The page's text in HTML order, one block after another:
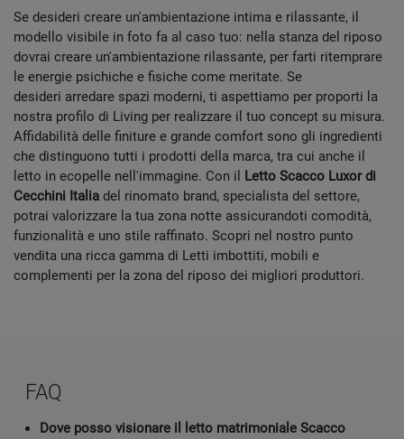
Se desideri creare un'ambientazione intima e rilassante, il
modello visibile in foto fa al caso tuo: nella stanza del riposo
dovrai creare un'ambientazione rilassante, per farti ritemprare
le energie psichiche e fisiche come meritate. Se
desideri arredare spazi moderni, ti aspettiamo per proporti la
nostra profilo di Living per realizzare il tuo concept su misura.
Affidabilità delle finiture e grande comfort sono gli ingredienti
che distinguono tutti i prodotti della marca, tra cui anche il
letto in ecopelle nell'immagine. Con il Letto Scacco Luxor di
Cecchini Italia del rinomato brand, specialista del settore,
potrai valorizzare la tua zona notte assicurandoti comodità,
funzionalità e uno stile raffinato. Scopri nel nostro punto
vendita una ricca gamma di Letti imbottiti, mobili e
complementi per la zona del riposo dei migliori produttori.
FAQ
Dove posso visionare il letto matrimoniale Scacco